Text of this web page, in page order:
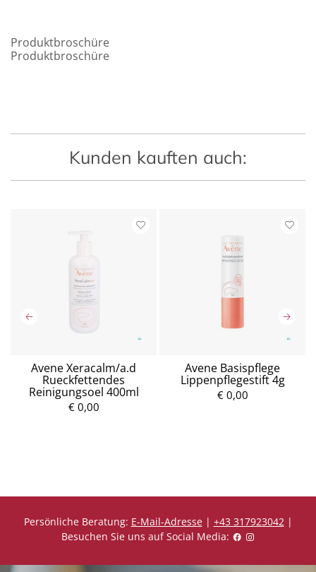
Produktbroschüre
Produktbroschüre
Kunden kauften auch:
Avene Xeracalm/a.d
Rueckfettendes
Reinigungsoel 400ml
€ 0,00
Avene Basispflege
Lippenpflegestift 4g
€ 0,00
Persönliche Beratung: E-Mail-Adresse| +43 317923042 |
Besuchen Sie uns auf Social Media: